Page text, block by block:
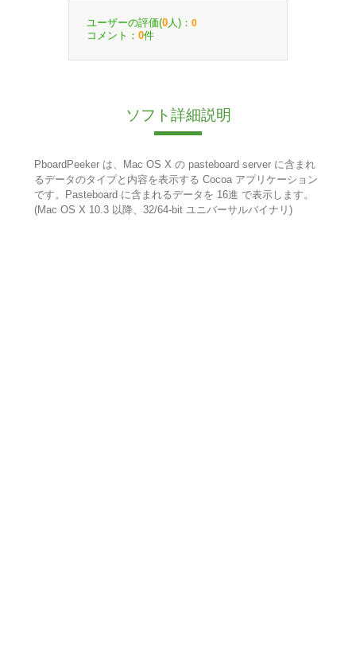
ユーザーの評価(0 人)： 0
コメント： 0件
ソフト詳細説明
PboardPeeker は、Mac OS X の pasteboard server に含まれ
るデータのタイプと内容を表示する Cocoa アプリケーション
です。Pasteboard に含まれるデータを 16進 で表示します。
(Mac OS X 10.3 以降、32/64-bit ユニバーサルバイナリ)